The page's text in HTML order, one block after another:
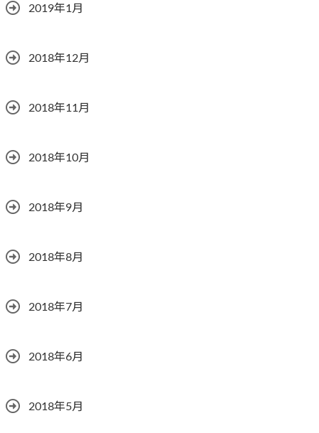
2019年1月
2018年12月
2018年11月
2018年10月
2018年9月
2018年8月
2018年7月
2018年6月
2018年5月